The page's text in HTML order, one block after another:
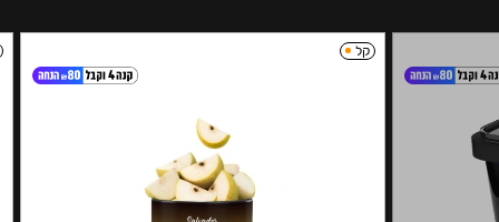
קל